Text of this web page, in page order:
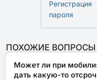
Регистрация
пароля
ПОХОЖИЕ ВОПРОСЫ
Может ли при
дать какую-то